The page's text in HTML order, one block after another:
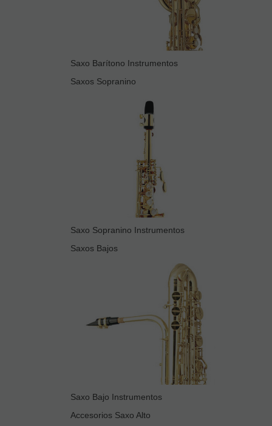
Saxo Barítono Instrumentos
Saxos Sopranino
Saxo Sopranino Instrumentos
Saxos Bajos
Saxo Bajo Instrumentos
Accesorios Saxo Alto